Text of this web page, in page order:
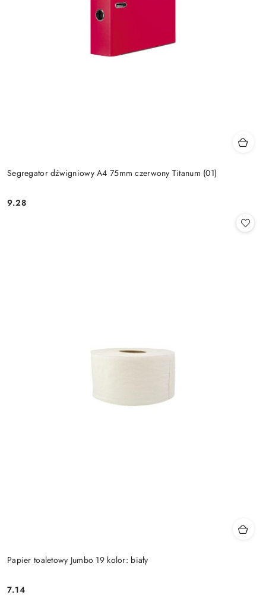
Segregator dźwigniowy A4 75mm czerwony Titanum (01)
Cena:
9.28
Papier toaletowy Jumbo 19 kolor: biały
7.14